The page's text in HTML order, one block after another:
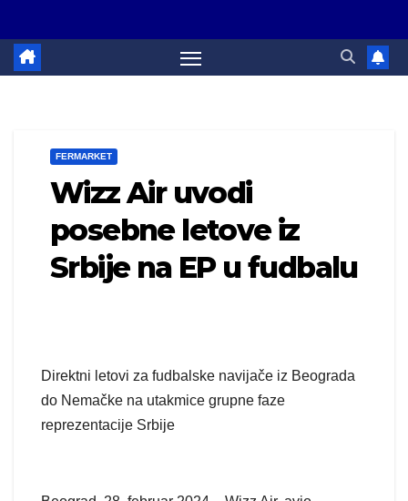
FERMARKET
Wizz Air uvodi
posebne letove iz
Srbije na EP u fudbalu
Direktni letovi za fudbalske navijače iz Beograda
do Nemačke na utakmice grupne faze
reprezentacije Srbije